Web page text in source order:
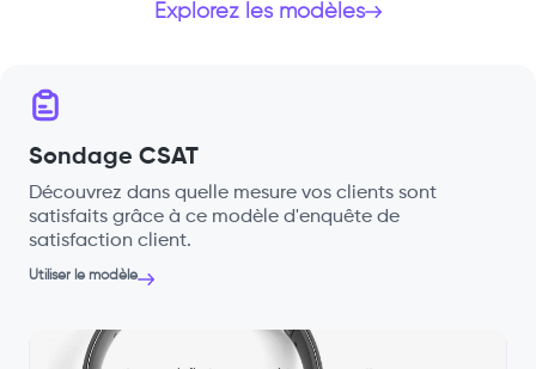
Explorez les modèles
Sondage CSAT
Découvrez dans quelle mesure vos clients sont
satisfaits grâce à ce modèle d'enquête de
satisfaction client.
Utiliser le modèle